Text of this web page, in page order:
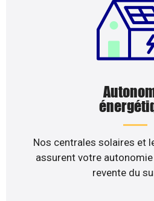
Nos centrales solaires et
assurent votre
revente du